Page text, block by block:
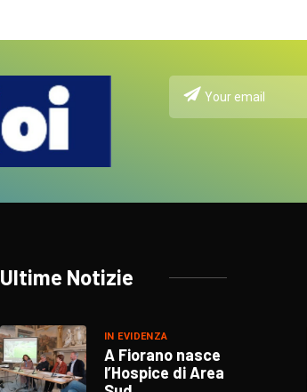
Ultime Notizie
IN EVIDENZA
A Fiorano nasce
l’Hospice di Area